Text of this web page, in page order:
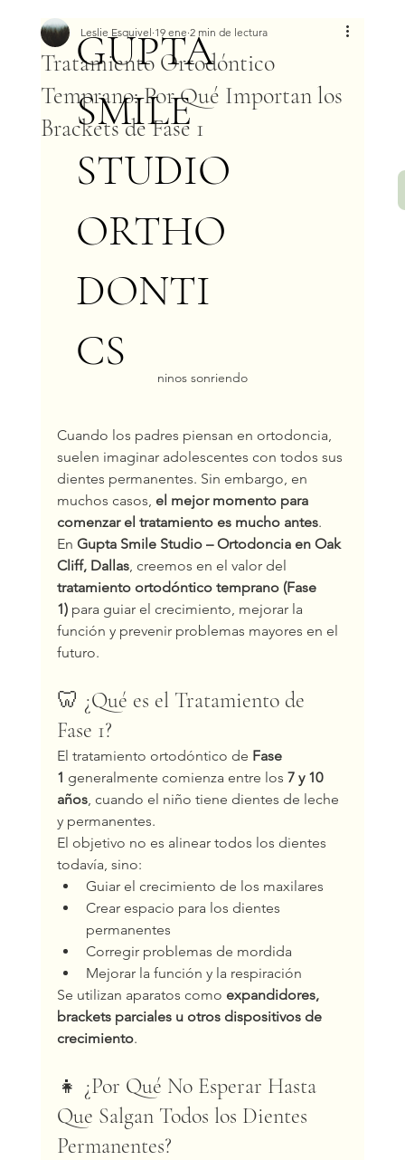
GUPTA
SMILE
STUDIO
ORTHO
DONTI
CS
Tratamiento Ortodóntico
Temprano: Por Qué Importan los
Brackets de Fase 1
Leslie Esquivel 19 ene 2 min de lectura
ninos sonriendo
Cuando los padres piensan en ortodoncia,
suelen imaginar adolescentes con todos sus
dientes permanentes. Sin embargo, en
muchos casos, el mejor momento para
comenzar el tratamiento es mucho antes.
En Gupta Smile Studio – Ortodoncia en Oak
Cliff, Dallas, creemos en el valor del
tratamiento ortodóntico temprano (Fase
1) para guiar el crecimiento, mejorar la
función y prevenir problemas mayores en el
futuro.
🦷 ¿Qué es el Tratamiento de
Fase 1?
El tratamiento ortodóntico de Fase
1 generalmente comienza entre los 7 y 10
años, cuando el niño tiene dientes de leche
y permanentes.
El objetivo no es alinear todos los dientes
todavía, sino:
Guiar el crecimiento de los maxilares
Crear espacio para los dientes
permanentes
Corregir problemas de mordida
Mejorar la función y la respiración
Se utilizan aparatos como expandidores,
brackets parciales u otros dispositivos de
crecimiento.
👧 ¿Por Qué No Esperar Hasta
Que Salgan Todos los Dientes
Permanentes?